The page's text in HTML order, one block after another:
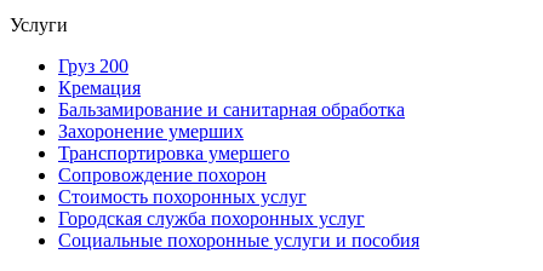
Услуги
Груз 200
Кремация
Бальзамирование и санитарная обработка
Захоронение умерших
Транспортировка умершего
Сопровождение похорон
Стоимость похоронных услуг
Городская служба похоронных услуг
Социальные похоронные услуги и пособия